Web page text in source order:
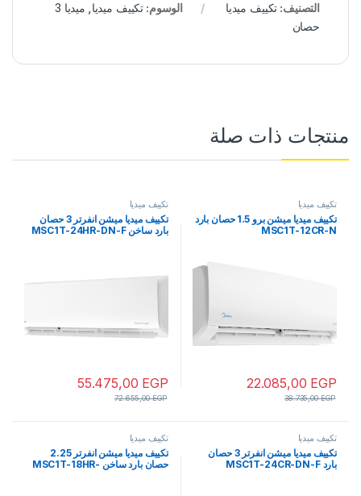
التصنيف: تكييف ميديا الوسوم: تكييف ميديا
ميديا 3
حصان
منتجات ذات صلة
تكييف ميديا
تكييف ميديا ميشن برو 1.5 حصان بارد
MSC1T-12CR-N
22.085,00 EGP
38.735,00EGP
تكييف ميديا
تكييف ميديا ميشن انفرتر 3 حصان
بارد ساخن MSC1T-24HR-DN-F
55.475,00 EGP
72.655,00EGP
تكييف ميديا
تكييف ميديا ميشن انفرتر 3 حصان
بارد MSC1T-24CR-DN-F
تكييف ميديا
تكييف ميديا ميشن انفرتر 2.25
حصان بارد ساخن MSC1T-18HR-